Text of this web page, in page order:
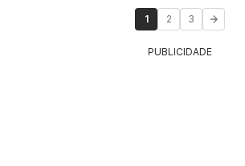
1 2 3
PUBLICIDADE